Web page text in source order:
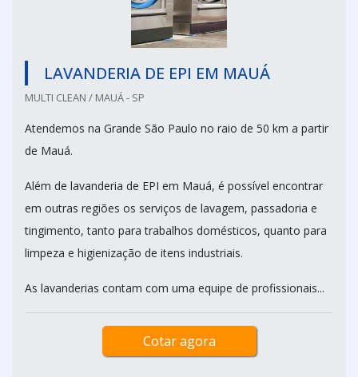
LAVANDERIA DE EPI EM MAUÁ
MULTI CLEAN / MAUÁ - SP
Atendemos na Grande São Paulo no raio de 50 km a partir
de Mauá.
Além de lavanderia de EPI em Mauá, é possível encontrar
em outras regiões os serviços de lavagem, passadoria e
tingimento, tanto para trabalhos domésticos, quanto para
limpeza e higienização de itens industriais.
As lavanderias contam com uma equipe de profissionais...
Cotar agora